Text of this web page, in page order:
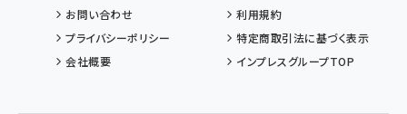
お問い合わせ
利用規約
プライバシーポリシー
特定商取引法に基づく表示
会社概要
インプレスグループTOP